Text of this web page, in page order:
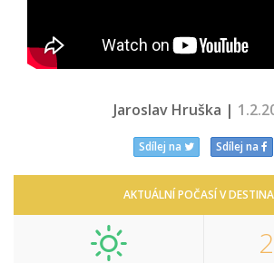
Jaroslav Hruška |
Sdílej na Sdílej na
AKTUÁLNÍ POČASÍ V